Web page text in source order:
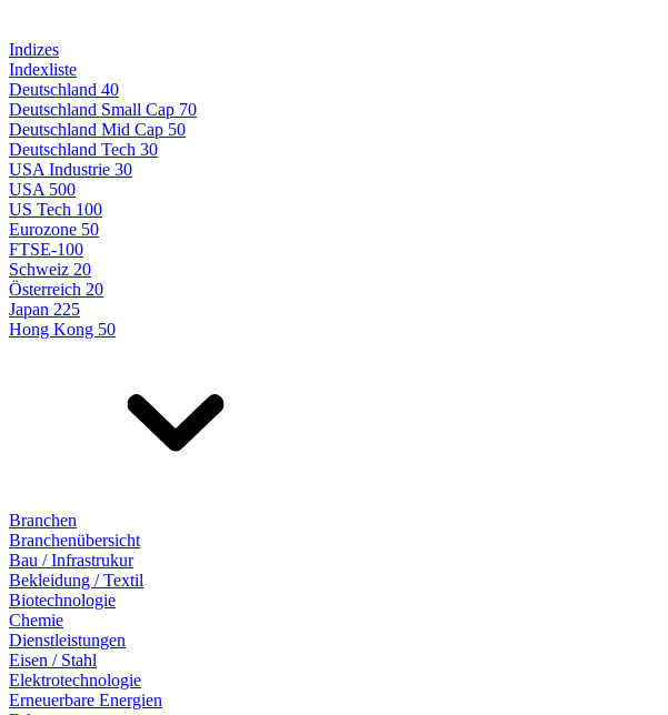
Indizes
Indexliste
Deutschland 40
Deutschland Small Cap 70
Deutschland Mid Cap 50
Deutschland Tech 30
USA Industrie 30
USA 500
US Tech 100
Eurozone 50
FTSE-100
Schweiz 20
Österreich 20
Japan 225
Hong Kong 50
Branchen
Branchenübersicht
Bau / Infrastrukur
Bekleidung / Textil
Biotechnologie
Chemie
Dienstleistungen
Eisen / Stahl
Elektrotechnologie
Erneuerbare Energien